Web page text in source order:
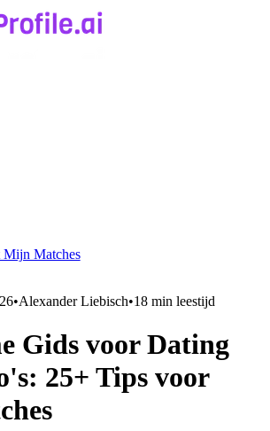
Mijn Matches
•Alexander Liebisch•18 min leestijd
Gids voor Dating
25+ Tips voor